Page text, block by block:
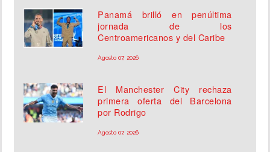
Panamá brilló en penúltima
jornada de los
Centroamericanos y del Caribe
Agosto 07, 2026
El Manchester City rechaza
primera oferta del Barcelona
por Rodrigo
Agosto 07, 2026